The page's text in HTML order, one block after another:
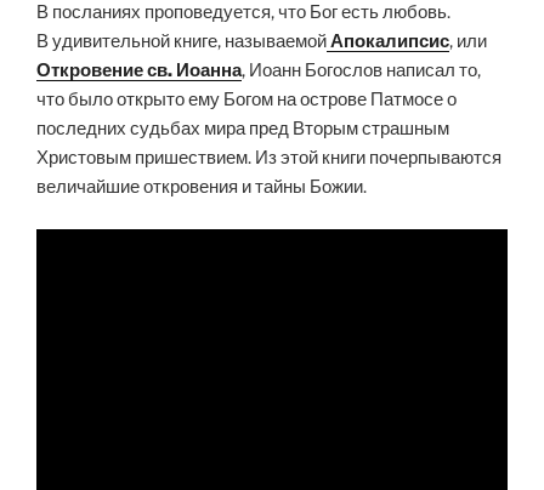
В посланиях проповедуется, что Бог есть любовь.
В удивительной книге, называемойАпокалипсис, или
Откровение св. Иоанна, Иоанн Богослов написал то,
что было открыто ему Богом на острове Патмосе о
последних судьбах мира пред Вторым страшным
Христовым пришествием. Из этой книги почерпываются
величайшие откровения и тайны Божии.